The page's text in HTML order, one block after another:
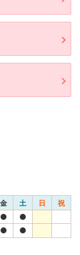
金 土 日 祝